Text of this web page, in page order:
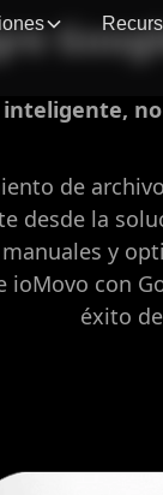
de
desde la
y
ioMovo con
éxito